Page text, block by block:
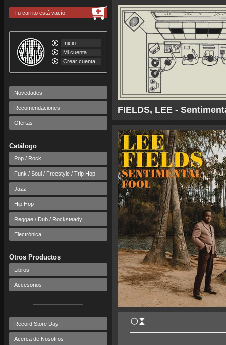
FIELDS, LEE -
Tu carrito está vacío
Inicio
Mi cuenta
Crear cuenta
Novedades
Recomendaciones
Ofertas
Catálogo
Pop / Rock
Funk / Soul / Freestyle / Trip Hop
Jazz
Hip Hop
Reggae / Dub / Rocksteady
Electrónica
Otros Productos
Libros
Accesorios
Record Store Day
Acerca de Nosotros